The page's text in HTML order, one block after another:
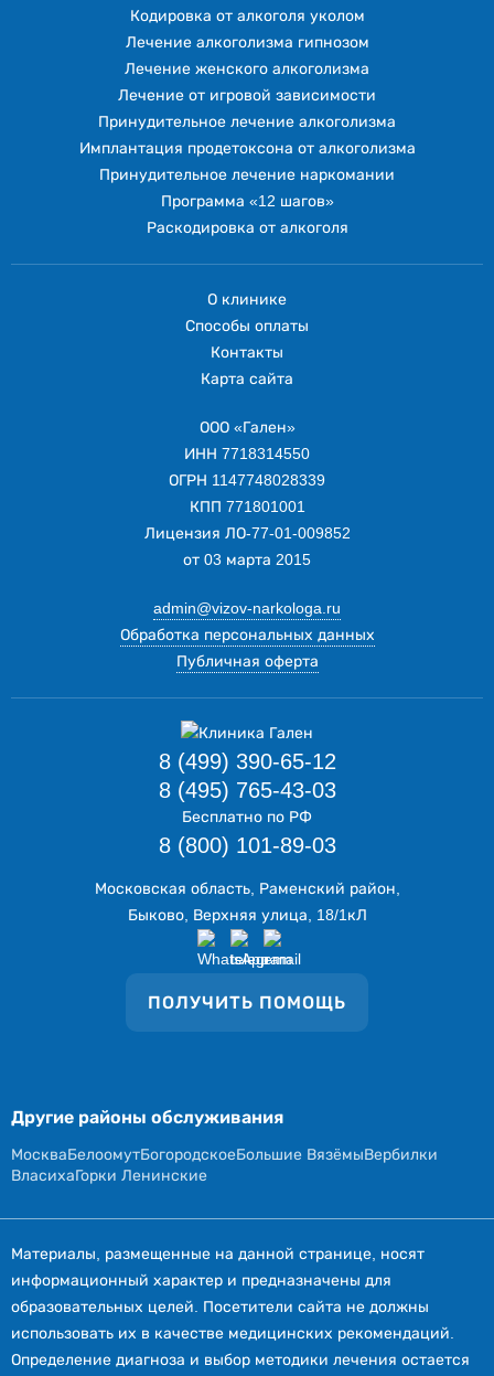
8 (499) 390-65-12
8 (495) 765-43-03
Бесплатно по РФ
8 (800) 101-89-03
ПОЛУЧИТЬ ПОМОЩЬ
Московская область, Раменский район,
Быково, Верхняя улица, 18/1кЛ
Кодировка от алкоголя уколом
Лечение алкоголизма гипнозом
Лечение женского алкоголизма
Лечение от игровой зависимости
Принудительное лечение алкоголизма
Имплантация продетоксона от алкоголизма
Принудительное лечение наркомании
Программа «12 шагов»
Раскодировка от алкоголя
О клинике
Способы оплаты
Контакты
Карта сайта
ООО «Гален»
ИНН 7718314550
ОГРН 1147748028339
КПП 771801001
Лицензия ЛО-77-01-009852
от 03 марта 2015
admin@vizov-narkologa.ru
Обработка персональных данных
Публичная оферта
Другие районы обслуживания
МоскваБелоомутБогородскоеБольшие ВязёмыВербилки
ВласихаГорки Ленинские
Материалы, размещенные на данной странице, носят
информационный характер и предназначены для
образовательных целей. Посетители сайта не должны
использовать их в качестве медицинских рекомендаций.
Определение диагноза и выбор методики лечения остается